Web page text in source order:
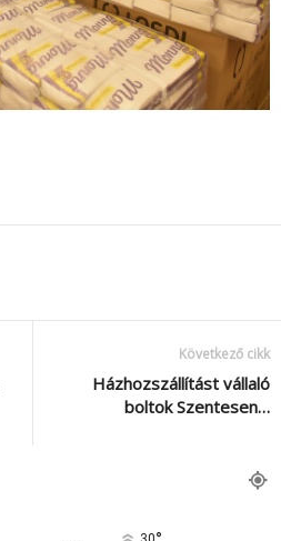
Következő cikk
Házhozszállítást vállaló
boltok Szentesen…